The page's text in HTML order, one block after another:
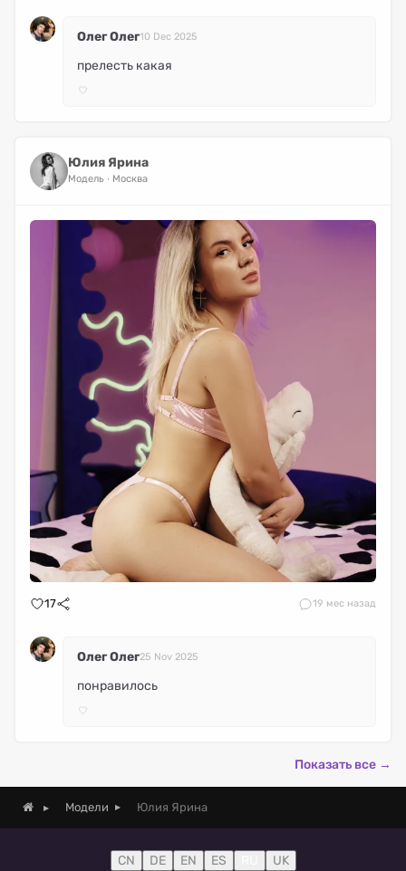
Олег Олег10 Dec 2025
прелесть какая
Юлия Ярина
Модель Москва
17 19 мес назад
Олег Олег25 Nov 2025
понравилось
Показать все →
Модели Юлия Ярина
CN DE EN ES UK